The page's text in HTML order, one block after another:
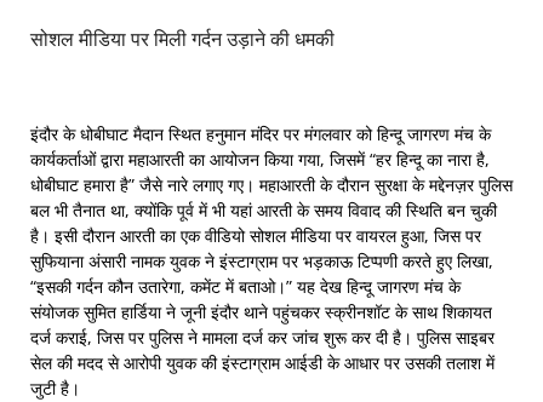
सोशल मीडिया पर मिली गर्दन उड़ाने की धमकी
इंदौर के धोबीघाट मैदान स्थित हनुमान मंदिर पर मंगलवार को हिन्दू जागरण मंच के
कार्यकर्ताओं द्वारा महाआरती का आयोजन किया गया, जिसमें “हर हिन्दू का नारा है,
धोबीघाट हमारा है” जैसे नारे लगाए गए। महाआरती के दौरान सुरक्षा के मद्देनज़र पुलिस
बल भी तैनात था, क्योंकि पूर्व में भी यहां आरती के समय विवाद की स्थिति बन चुकी
है। इसी दौरान आरती का एक वीडियो सोशल मीडिया पर वायरल हुआ, जिस पर
सुफियाना अंसारी नामक युवक ने इंस्टाग्राम पर भड़काऊ टिप्पणी करते हुए लिखा,
“इसकी गर्दन कौन उतारेगा, कमेंट में बताओ।” यह देख हिन्दू जागरण मंच के
संयोजक सुमित हार्डिया ने जूनी इंदौर थाने पहुंचकर स्क्रीनशॉट के साथ शिकायत
दर्ज कराई, जिस पर पुलिस ने मामला दर्ज कर जांच शुरू कर दी है। पुलिस साइबर
सेल की मदद से आरोपी युवक की इंस्टाग्राम आईडी के आधार पर उसकी तलाश में
जुटी है।